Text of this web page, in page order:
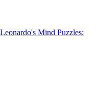
Leonardo's Mind Puzzles: